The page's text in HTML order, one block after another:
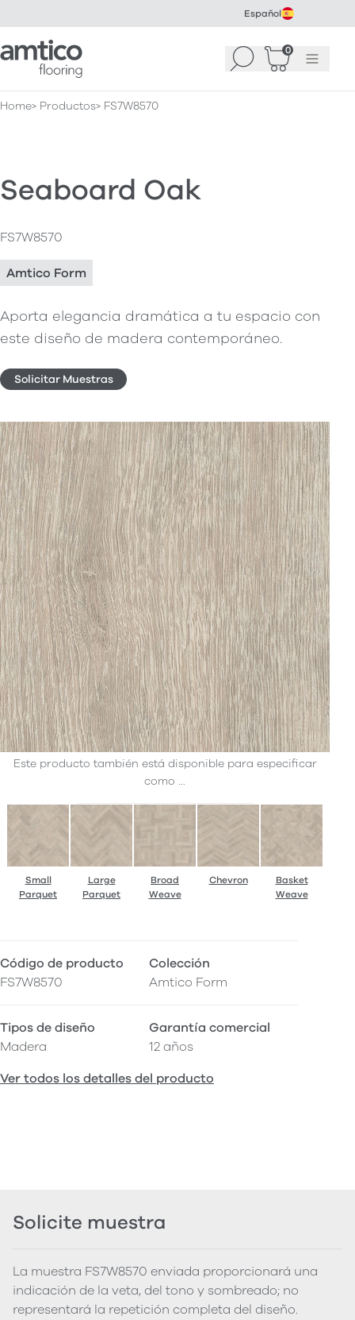
Español
Amtico Flooring Buscar 0
Cesta (0)
Menú
Home Productos FS7W8570
Seaboard Oak
FS7W8570
Amtico Form
Aporta elegancia dramática a tu espacio con
este diseño de madera contemporáneo.
Solicitar Muestras
Este producto también está disponible para especificar
como ...
Small
Parquet
Large
Parquet
Broad
Weave
Chevron
Basket
Weave
Código de producto
FS7W8570
Colección
Amtico Form
Tipos de diseño
Madera
Garantía comercial
12 años
Ver todos los detalles del producto
Solicite muestra
La muestra FS7W8570 enviada proporcionará una
indicación de la veta, del tono y sombreado; no
representará la repetición completa del diseño.